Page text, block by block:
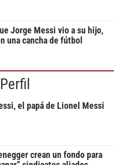
Jorge Messi vio a su hijo,
una cancha de fútbol
el papá de Lionel Messi
crean un fondo para